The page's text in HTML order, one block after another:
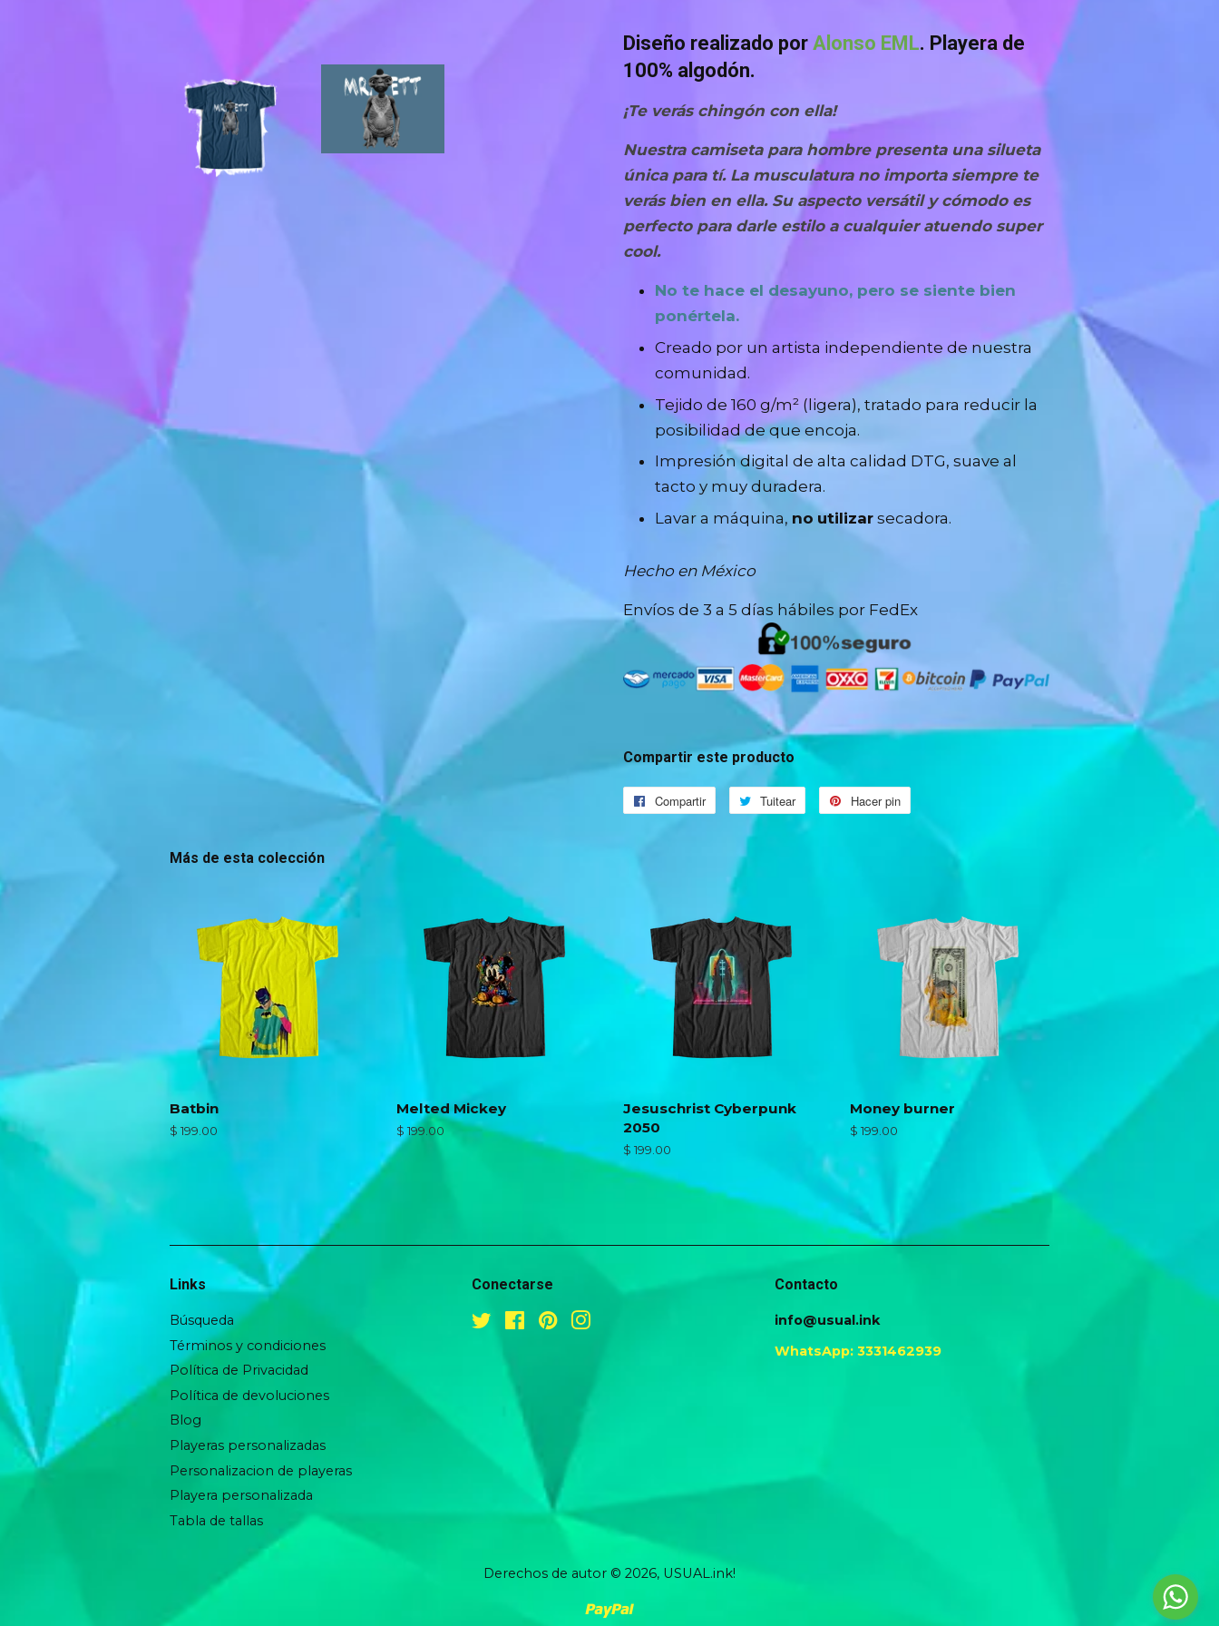
Diseño realizado por Alonso EML. Playera de
100% algodón.
¡Te verás chingón con ella!
Nuestra camiseta para hombre presenta una silueta
única para tí. La musculatura no importa siempre te
verás bien en ella. Su aspecto versátil y cómodo es
perfecto para darle estilo a cualquier atuendo super
cool.
No te hace el desayuno, pero se siente bien
ponértela.
Creado por un artista independiente de nuestra
comunidad.
Tejido de 160 g/m² (ligera), tratado para reducir la
posibilidad de que encoja.
Impresión digital de alta calidad DTG, suave al
tacto y muy duradera.
Lavar a máquina, no utilizar secadora.
Hecho en México
Envíos de 3 a 5 días hábiles por FedEx
Compartir este producto
Compartir
Compartir
Facebook
Tuitear
Tuitear
en
Hacer pin
Pinterest
Más de esta colección
Batbin
Precio
$ 199.00
Melted Mickey
Precio
habitual
$ 199.00
Jesuschrist Cyberpunk
2050
Precio
habitual
$ 199.00
Money burner
Precio
$ 199.00
Links
Búsqueda
Términos y condiciones
Política de Privacidad
Política de devoluciones
Blog
Playeras personalizadas
Personalizacion de playeras
Playera personalizada
Tabla de tallas
Conectarse
TwitterFacebook
Pinterest
Contacto
info@usual.ink
WhatsApp: 3331462939
Derechos de autor © 2026, USUAL.ink!